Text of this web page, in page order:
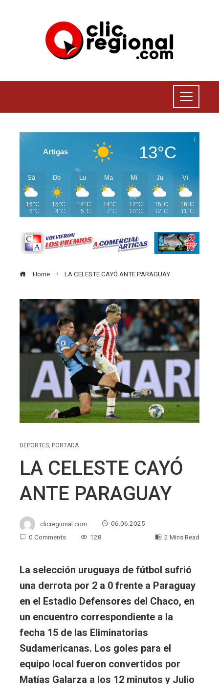
Artigas 13°C
Sá
16°C
6°C
Do
15°C
4°C
Lu
14°C
5°C
Ma
14°C
7°C
Mi
12°C
10°C
Ju
15°C
12°C
Vi
16°C
11°C
Home LA CELESTE CAYÓ ANTE PARAGUAY
DEPORTES PORTADA
LA CELESTE CAYÓ
ANTE PARAGUAY
clicregional.com
06.06.2025
0 Comments
128 2 Mins Read
La selección uruguaya de fútbol sufrió
una derrota por 2 a 0 frente a Paraguay
en el Estadio Defensores del Chaco, en
un encuentro correspondiente a la
fecha 15 de las Eliminatorias
Sudamericanas. Los goles para el
equipo local fueron convertidos por
Matías Galarza a los 12 minutos y Julio